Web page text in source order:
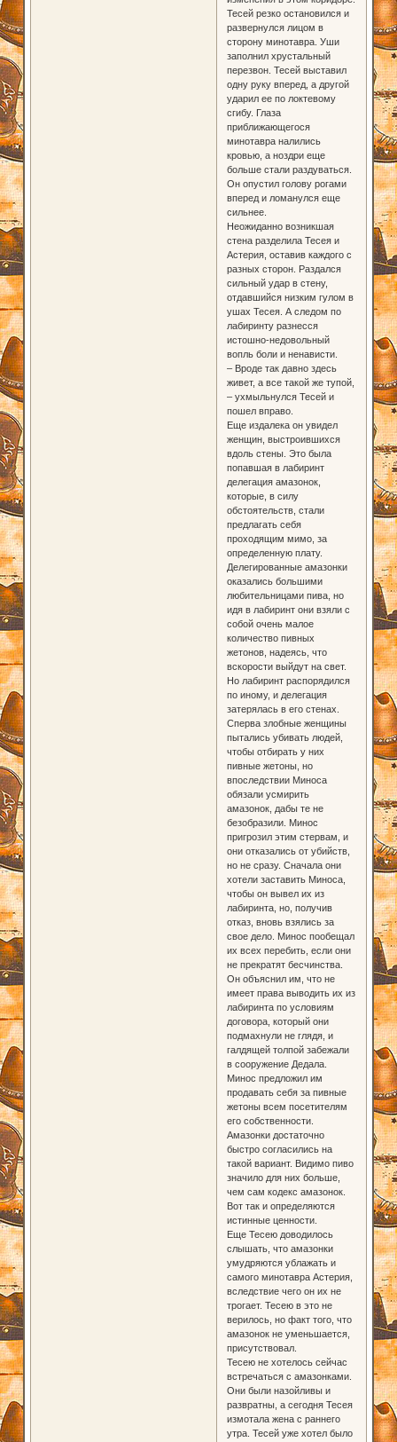
Тесей резко остановился и
развернулся лицом в
сторону минотавра. Уши
заполнил хрустальный
перезвон. Тесей выставил
одну руку вперед, а другой
ударил ее по локтевому
сгибу. Глаза
приближающегося
минотавра налились
кровью, а ноздри еще
больше стали раздуваться.
Он опустил голову рогами
вперед и ломанулся еще
сильнее.
Неожиданно возникшая
стена разделила Тесея и
Астерия, оставив каждого с
разных сторон. Раздался
сильный удар в стену,
отдавшийся низким гулом в
ушах Тесея. А следом по
лабиринту разнесся
истошно-недовольный
вопль боли и ненависти.
– Вроде так давно здесь
живет, а все такой же тупой,
– ухмыльнулся Тесей и
пошел вправо.
Еще издалека он увидел
женщин, выстроившихся
вдоль стены. Это была
попавшая в лабиринт
делегация амазонок,
которые, в силу
обстоятельств, стали
предлагать себя
проходящим мимо, за
определенную плату.
Делегированные амазонки
оказались большими
любительницами пива, но
идя в лабиринт они взяли с
собой очень малое
количество пивных
жетонов, надеясь, что
вскорости выйдут на свет.
Но лабиринт распорядился
по иному, и делегация
затерялась в его стенах.
Сперва злобные женщины
пытались убивать людей,
чтобы отбирать у них
пивные жетоны, но
впоследствии Миноса
обязали усмирить
амазонок, дабы те не
безобразили. Минос
пригрозил этим стервам, и
они отказались от убийств,
но не сразу. Сначала они
хотели заставить Миноса,
чтобы он вывел их из
лабиринта, но, получив
отказ, вновь взялись за
свое дело. Минос пообещал
их всех перебить, если они
не прекратят бесчинства.
Он объяснил им, что не
имеет права выводить их из
лабиринта по условиям
договора, который они
подмахнули не глядя, и
галдящей толпой забежали
в сооружение Дедала.
Минос предложил им
продавать себя за пивные
жетоны всем посетителям
его собственности.
Амазонки достаточно
быстро согласились на
такой вариант. Видимо пиво
значило для них больше,
чем сам кодекс амазонок.
Вот так и определяются
истинные ценности.
Еще Тесею доводилось
слышать, что амазонки
умудряются ублажать и
самого минотавра Астерия,
вследствие чего он их не
трогает. Тесею в это не
верилось, но факт того, что
амазонок не уменьшается,
присутствовал.
Тесею не хотелось сейчас
встречаться с амазонками.
Они были назойливы и
развратны, а сегодня Тесея
измотала жена с раннего
утра. Тесей уже хотел было